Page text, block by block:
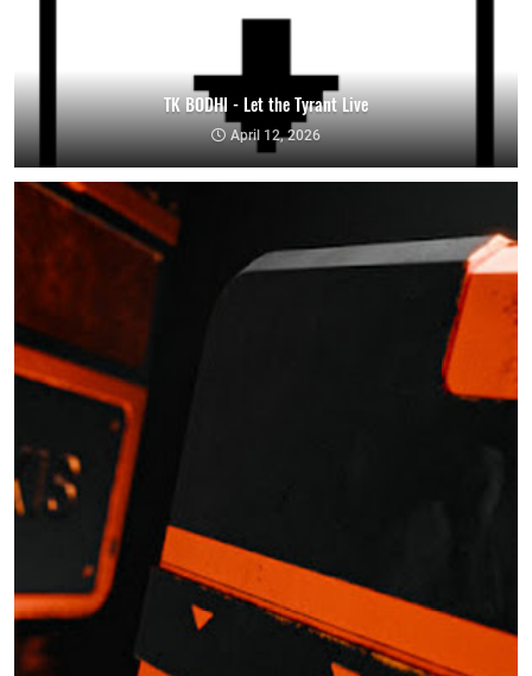
TK BODHI - Let the Tyrant Live
April 12, 2026